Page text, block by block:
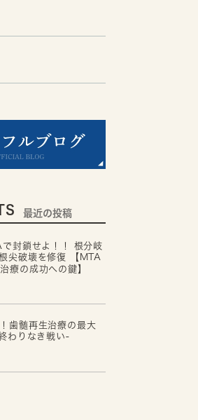
最近の投稿
封鎖せよ！！ 根分岐
尖破壊を修復 【MTA
療の成功への鍵】
歯髄再生治療の最大
わりなき戦い-